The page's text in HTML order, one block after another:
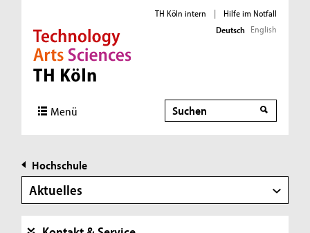
Direkt zur Hauptnavigation
Direkt zur Subnavigation
Direkt zum Inhalt
Direkt zum Fußbereich
TH Köln intern |
Hilfe im Notfall
Deutsch English
Menü Suche
Hochschule
Aktuelles